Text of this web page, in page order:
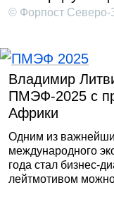
© Форпост Северо-
Владимир
ПМЭФ-2025 с
Африки
Одним из
международного
года стал бизнес-
лейтмотивом